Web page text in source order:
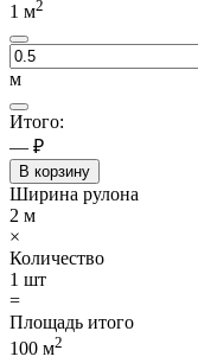
1 м2
м
Итого:
— ₽
В корзину
Ширина рулона
2 м
×
Количество
1 шт
=
Площадь итого
100 м2